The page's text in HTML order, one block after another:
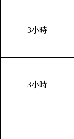
3小時
3小時